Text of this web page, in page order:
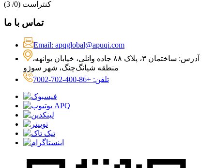
کنتراست (0
/ 3)
تماس با ما
Email: apqglobal@apuqi.com
آدرس: ساختمان ۳، پلاک ۸۸ جاده وانلی، خیابان یوانهه،
منطقه شیانگ‌چنگ، شهر سوژو
تلفن: +86-400-702-7002